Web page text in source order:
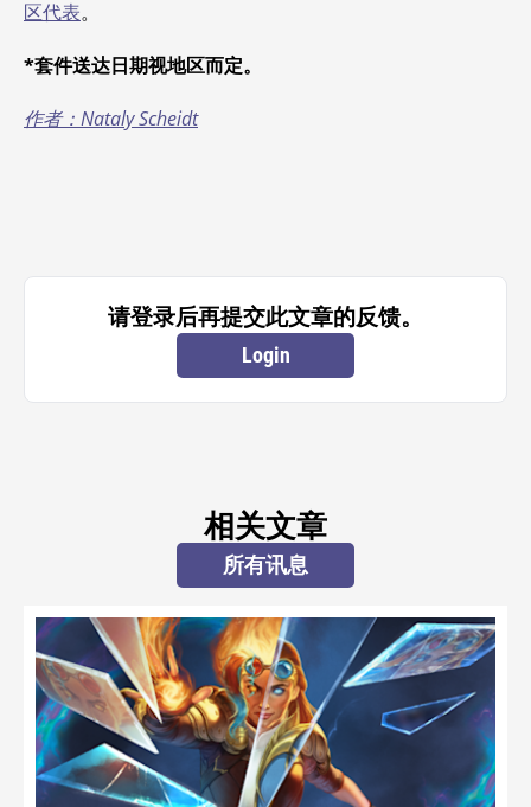
区代表。
*套件送达日期视地区而定。
作者：Nataly Scheidt
请登录后再提交此文章的反馈。
Login
相关文章
所有讯息